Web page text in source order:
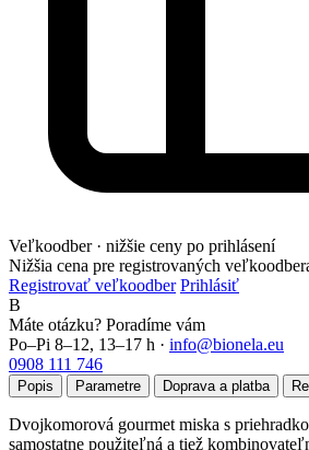
Veľkoodber · nižšie ceny po prihlásení
Nižšia cena pre registrovaných
Registrovať veľkoodber Prihlásiť
B
Máte otázku? Poradíme vám
Po–Pi 8–12, 13–17 h · info@bionela.eu
0908 111 746
Popis Parametre Doprava a platba
Dvojkomorová gourmet miska s
samostatne použiteľná a tiež